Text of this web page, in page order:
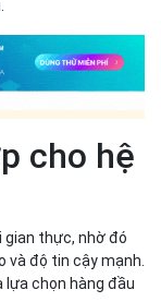
cho hệ
thực, nhờ đó
và độ tin cậy mạnh.
lựa chọn hàng đầu